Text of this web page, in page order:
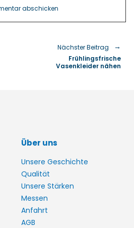
Nächster Beitrag
Frühlingsfrische
Vasenkleider nähen
Über uns
Unsere Geschichte
Qualität
Unsere Stärken
Messen
Anfahrt
AGB